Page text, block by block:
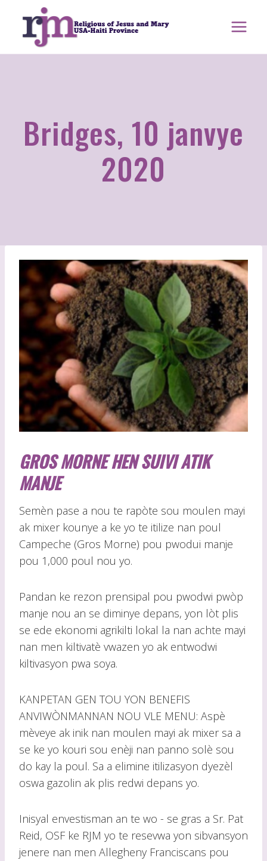
kontni
Bridges, 10 janvye
2020
GROS MORNE HEN SUIVI ATIK
MANJE
Semèn pase a nou te rapòte sou moulen mayi
ak mixer kounye a ke yo te itilize nan poul
Campeche (Gros Morne) pou pwodui manje
pou 1,000 poul nou yo.
Pandan ke rezon prensipal pou pwodwi pwòp
manje nou an se diminye depans, yon lòt plis
se ede ekonomi agrikilti lokal la nan achte mayi
nan men kiltivatè vwazen yo ak entwodwi
kiltivasyon pwa soya.
KANPETAN GEN TOU YON BENEFIS
ANVIWÒNMANNAN NOU VLE MENU: Aspè
mèveye ak inik nan moulen mayi ak mixer sa a
se ke yo kouri sou enèji nan panno solè sou
do kay la poul. Sa a elimine itilizasyon dyezèl
oswa gazolin ak plis redwi depans yo.
Inisyal envestisman an te wo - se gras a Sr. Pat
Reid, OSF ke RJM yo te resevwa yon sibvansyon
jenere nan men Allegheny Franciscans pou